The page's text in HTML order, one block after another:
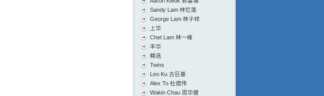
Sandy Lam 林忆莲
George Lam 林子祥
上华
Chet Lam 林一峰
丰华
精选
Twins
Leo Ku 古巨基
Alex To 杜德伟
Wakin Chau 周华健